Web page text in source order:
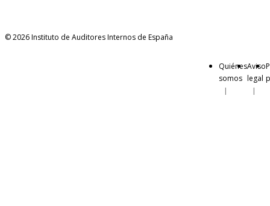
© 2026 Instituto de Auditores Internos de España
Quiénes
somos
Aviso
legal